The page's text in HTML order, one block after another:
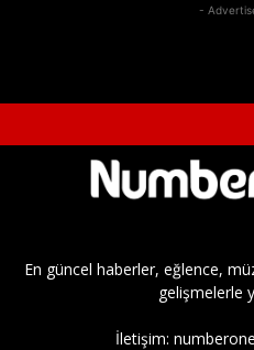
-
En güncel haberler, eğlence,
gelişmelerle
İletişim: